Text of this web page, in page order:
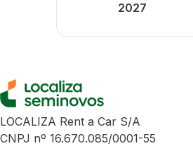
2027
LOCALIZA Rent a Car S/A
CNPJ nº 16.670.085/0001-55